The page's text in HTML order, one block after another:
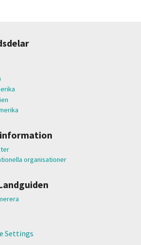
organisationer
Settings